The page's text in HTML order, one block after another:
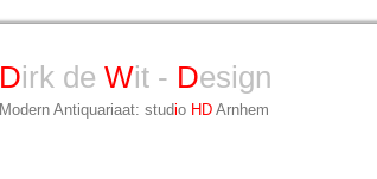
Dirk de Wit - Design
Modern Antiquariaat: studio HD Arnhem